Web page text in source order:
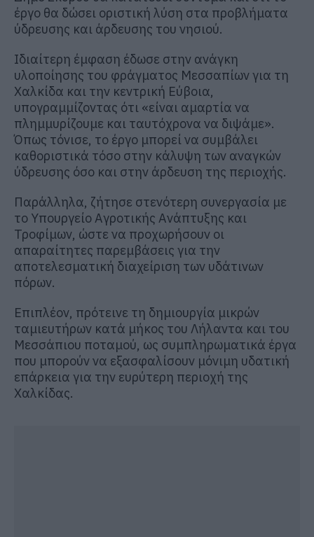
έργο θα δώσει οριστική λύση στα προβλήματα
ύδρευσης και άρδευσης του νησιού.
Ιδιαίτερη έμφαση έδωσε στην ανάγκη
υλοποίησης του φράγματος Μεσσαπίων για τη
Χαλκίδα και την κεντρική Εύβοια,
υπογραμμίζοντας ότι «είναι αμαρτία να
πλημμυρίζουμε και ταυτόχρονα να διψάμε».
Όπως τόνισε, το έργο μπορεί να συμβάλει
καθοριστικά τόσο στην κάλυψη των αναγκών
ύδρευσης όσο και στην άρδευση της περιοχής.
Παράλληλα, ζήτησε στενότερη συνεργασία με
το Υπουργείο Αγροτικής Ανάπτυξης και
Τροφίμων, ώστε να προχωρήσουν οι
απαραίτητες παρεμβάσεις για την
αποτελεσματική διαχείριση των υδάτινων
πόρων.
Επιπλέον, πρότεινε τη δημιουργία μικρών
ταμιευτήρων κατά μήκος του Λήλαντα και του
Μεσσάπιου ποταμού, ως συμπληρωματικά έργα
που μπορούν να εξασφαλίσουν μόνιμη υδατική
επάρκεια για την ευρύτερη περιοχή της
Χαλκίδας.